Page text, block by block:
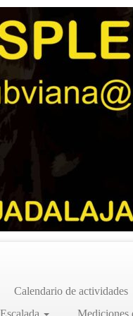
Calendario de actividades
Mediciones
18/19